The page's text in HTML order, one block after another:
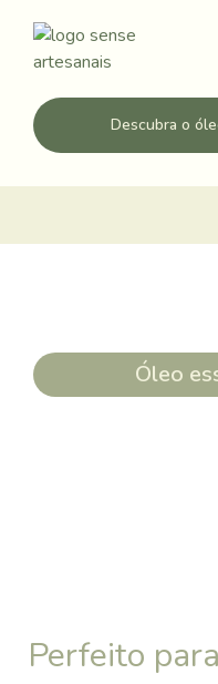
Descubra o
Óleo
Perfeito